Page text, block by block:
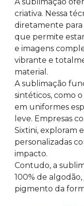
A sublimação
criativa. Nessa
diretamente para
que permite
e imagens
vibrante e
material.
A sublimação
sintéticos, como
em uniformes
leve. Empresas
Sixtini, exploram
personalizadas
impacto.
Contudo, a
100% de
pigmento da